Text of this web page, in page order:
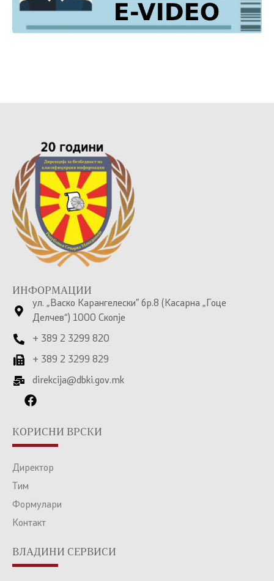
ИНФОРМАЦИИ
ул. „Васко Карангелески” бр.8 (Касарна „Гоце
Делчев“) 1000 Скопје
+ 389 2 3299 820
+ 389 2 3299 829
direkcija@dbki.gov.mk
КОРИСНИ ВРСКИ
Директор
Тим
Формулари
Контакт
ВЛАДИНИ СЕРВИСИ